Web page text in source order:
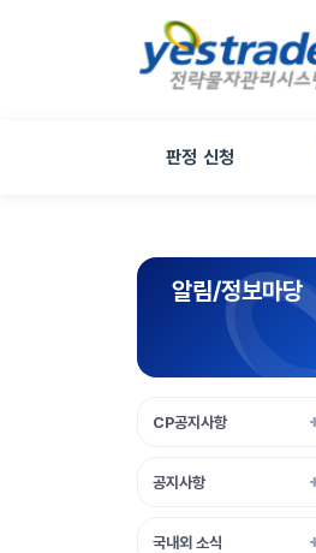
판정 신청
알림/정보마당
CP공지사항
공지사항
국내외 소식